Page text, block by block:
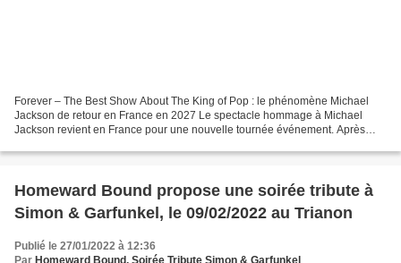
Forever – The Best Show About The King of Pop : le phénomène Michael
Jackson de retour en France en 2027 Le spectacle hommage à Michael
Jackson revient en France pour une nouvelle tournée événement. Après
Homeward Bound propose une soirée tribute à
Simon & Garfunkel, le 09/02/2022 au Trianon
Publié le 27/01/2022 à 12:36
Par Homeward Bound, Soirée Tribute Simon & Garfunkel